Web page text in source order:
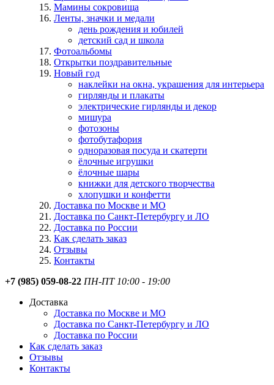
Мамины сокровища
Ленты, значки и медали
день рождения и юбилей
детский сад и школа
Фотоальбомы
Открытки поздравительные
Новый год
наклейки на окна, украшения для интерьера
гирлянды и плакаты
электрические гирлянды и декор
мишура
фотозоны
фотобутафория
одноразовая посуда и скатерти
ёлочные игрушки
ёлочные шары
книжки для детского творчества
хлопушки и конфетти
Доставка по Москве и МО
Доставка по Санкт-Петербургу и ЛО
Доставка по России
Как сделать заказ
Отзывы
Контакты
+7 (985) 059-08-22 ПН-ПТ 10:00 - 19:00
Доставка
Доставка по Москве и МО
Доставка по Санкт-Петербургу и ЛО
Доставка по России
Как сделать заказ
Отзывы
Контакты